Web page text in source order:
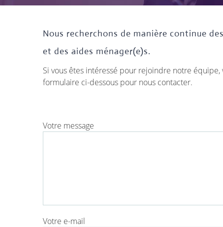
Nous recherchons de manière continue
et des aides ménager(e)s.
Si vous êtes intéressé pour rejoindre notre
formulaire ci-dessous pour nous contacter.
Votre message
Votre e-mail